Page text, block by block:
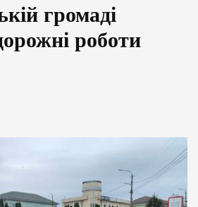
громаді
роботи